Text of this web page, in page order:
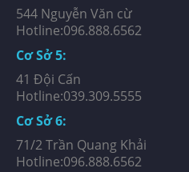
544 Nguyễn Văn cừ
Hotline:096.888.6562
Cơ Sở 5:
41 Đội Cấn
Hotline:039.309.5555
Cơ Sở 6:
71/2 Trần Quang Khải
Hotline:096.888.6562